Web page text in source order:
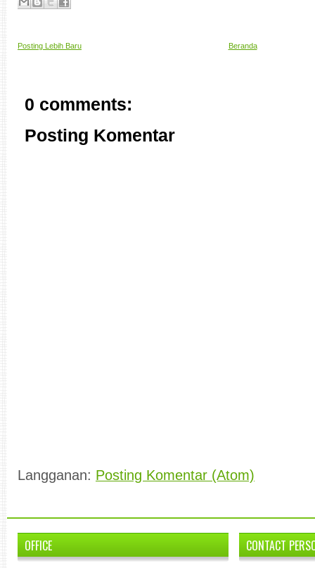
Posting Lebih Baru Beranda
0 comments:
Posting Komentar
Langganan: Posting Komentar (Atom)
OFFICE CONTACT